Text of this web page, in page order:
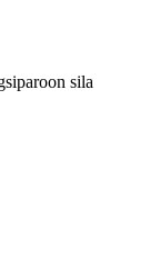
sila